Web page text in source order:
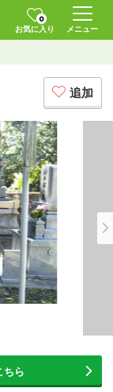
0
お気に入り
メニュー
追加
ちら